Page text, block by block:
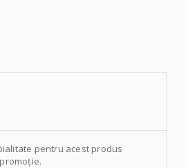
pentru acest produs